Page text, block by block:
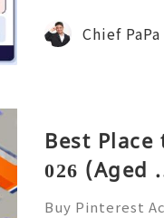
建立更客觀的買
Chief
Best
026 (Aged
Buy Pinterest